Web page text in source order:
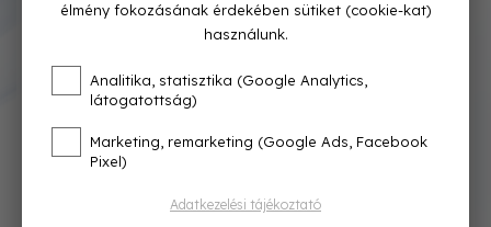
Névleges hőterhelés-tartomány
Szezonális energiahatékonyság
– meleg víz
Deklarált csapolási profil
min/max hőteljesítményen
°C
élmény fokozásának érdekében sütiket (cookie-kat)
használunk.
Analitika, statisztika (Google Analytics,
látogatottság)
Marketing, remarketing (Google Ads, Facebook
Pixel)
Adatkezelési tájékoztató